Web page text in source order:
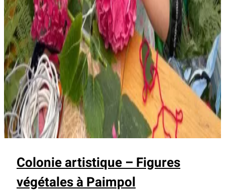
Colonie artistique – Figures
végétales à Paimpol